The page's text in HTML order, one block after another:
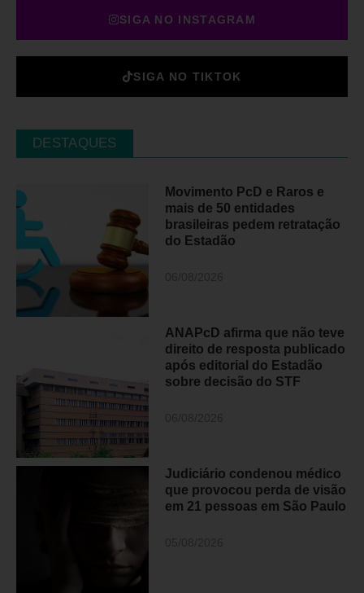
SIGA NO INSTAGRAM
SIGA NO TIKTOK
DESTAQUES
Movimento PcD e Raros e
mais de 50 entidades
brasileiras pedem retratação
do Estadão
ANAPcD afirma que não teve
direito de resposta publicado
após editorial do Estadão
sobre decisão do STF
Judiciário condenou médico
que provocou perda de visão
em 21 pessoas em São Paulo